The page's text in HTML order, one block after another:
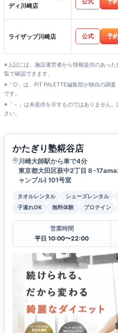
ディ川崎店
ライザップ川崎店 公式 予
※上記には、施設運営者から情報提供のあっ
覧で確認できます。
※「○」は、FIT PALETTE編集部が独自の調
です。
※「－」は未提供を示すものではありません
さい。
かたぎり塾糀谷店
川崎大師駅から車で4分
東京都大田区萩中2丁目８-
ャンブル) 101号室
タオルレンタル シューズレンタル
子連れOK
無料体験 プロテイン
営業時間
平日 10:00〜22:00